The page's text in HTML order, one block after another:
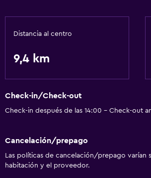
Distancia al centro
9,4 km
Check-in/Check-out
Check-in después de las 14:00 - Check-out
Cancelación/prepago
Las políticas de cancelación/prepago varían
habitación y el proveedor.